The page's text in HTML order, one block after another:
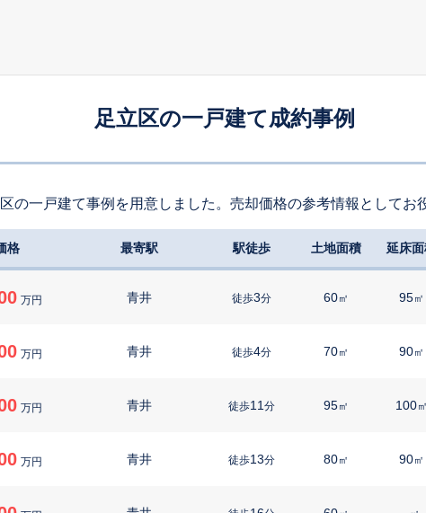
足立区の一戸建て成約事例
の一戸建て事例を用意しました。売却価格の参考情報としてお
格 最寄駅 駅徒歩 土地面積 延床
万円 青井 徒歩3分 60㎡ 95㎡
万円 青井 徒歩4分 70㎡ 90㎡
万円 青井 徒歩11 分 95㎡ 100
万円 青井 徒歩13分 80㎡ 90㎡